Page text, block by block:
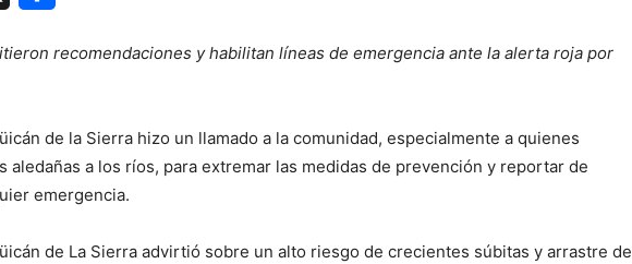
recomendaciones y habilitan líneas de emergencia ante la alerta roja por
de la Sierra hizo un llamado a la comunidad, especialmente a quienes
aledañas a los ríos, para extremar las medidas de prevención y reportar de
emergencia.
de La Sierra advirtió sobre un alto riesgo de crecientes súbitas y arrastre de